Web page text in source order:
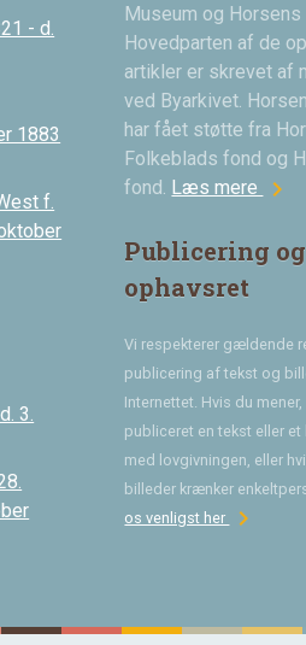
- d.
1883
f.
3.
Museum og Horsens
Hovedparten af de
artikler er skrevet af
ved Byarkivet.
har fået støtte fra
Folkeblads fond og
fond. Læs mere chevron_right
Publicering og
ophavsret
Vi respekterer gældende
publicering af tekst og
Internettet. Hvis du mener,
publiceret en tekst eller
med lovgivningen, eller
billeder krænker
os venligst her chevron_right